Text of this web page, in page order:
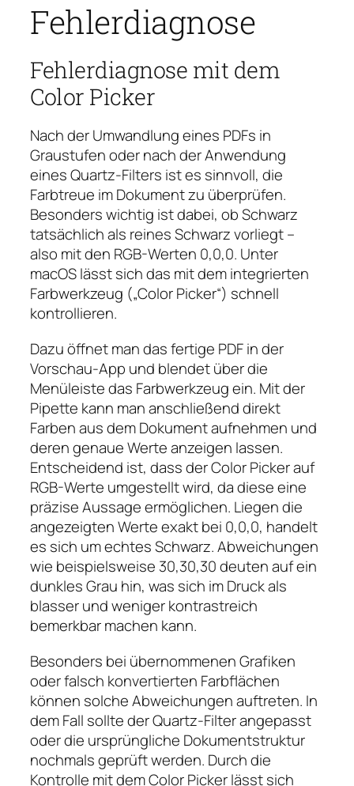
Fehlerdiagnose
Fehlerdiagnose mit dem
Color Picker
Nach der Umwandlung eines PDFs in
Graustufen oder nach der Anwendung
eines Quartz-Filters ist es sinnvoll, die
Farbtreue im Dokument zu überprüfen.
Besonders wichtig ist dabei, ob Schwarz
tatsächlich als reines Schwarz vorliegt –
also mit den RGB-Werten 0,0,0. Unter
macOS lässt sich das mit dem integrierten
Farbwerkzeug („Color Picker“) schnell
kontrollieren.
Dazu öffnet man das fertige PDF in der
Vorschau-App und blendet über die
Menüleiste das Farbwerkzeug ein. Mit der
Pipette kann man anschließend direkt
Farben aus dem Dokument aufnehmen und
deren genaue Werte anzeigen lassen.
Entscheidend ist, dass der Color Picker auf
RGB-Werte umgestellt wird, da diese eine
präzise Aussage ermöglichen. Liegen die
angezeigten Werte exakt bei 0,0,0, handelt
es sich um echtes Schwarz. Abweichungen
wie beispielsweise 30,30,30 deuten auf ein
dunkles Grau hin, was sich im Druck als
blasser und weniger kontrastreich
bemerkbar machen kann.
Besonders bei übernommenen Grafiken
oder falsch konvertierten Farbflächen
können solche Abweichungen auftreten. In
dem Fall sollte der Quartz-Filter angepasst
oder die ursprüngliche Dokumentstruktur
nochmals geprüft werden. Durch die
Kontrolle mit dem Color Picker lässt sich